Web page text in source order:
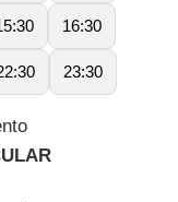
16:30
23:30